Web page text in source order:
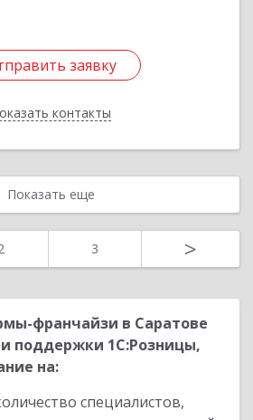
заявку
контакты
заявку
Назад
Показать еще
3 >
франчайзи в Саратове
поддержки 1С:Розницы,
на:
специалистов,